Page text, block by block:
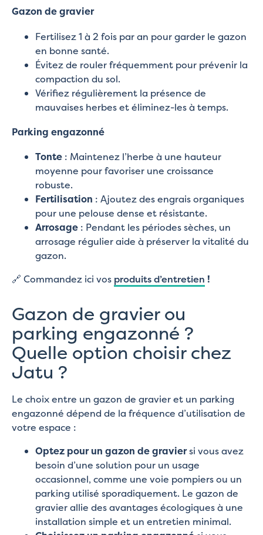
Gazon de gravier
Fertilisez 1 à 2 fois par an pour garder le gazon
en bonne santé.
Évitez de rouler fréquemment pour prévenir la
compaction du sol.
Vérifiez régulièrement la présence de
mauvaises herbes et éliminez-les à temps.
Parking engazonné
Tonte : Maintenez l’herbe à une hauteur
moyenne pour favoriser une croissance
robuste.
Fertilisation : Ajoutez des engrais organiques
pour une pelouse dense et résistante.
Arrosage : Pendant les périodes sèches, un
arrosage régulier aide à préserver la vitalité du
gazon.
🔗 Commandez ici vos produits d’entretien !
Gazon de gravier ou
parking engazonné ?
Quelle option choisir chez
Jatu ?
Le choix entre un gazon de gravier et un parking
engazonné dépend de la fréquence d’utilisation de
votre espace :
Optez pour un gazon de graviersi vous avez
besoin d’une solution pour un usage
occasionnel, comme une voie pompiers ou un
parking utilisé sporadiquement. Le gazon de
gravier allie des avantages écologiques à une
installation simple et un entretien minimal.